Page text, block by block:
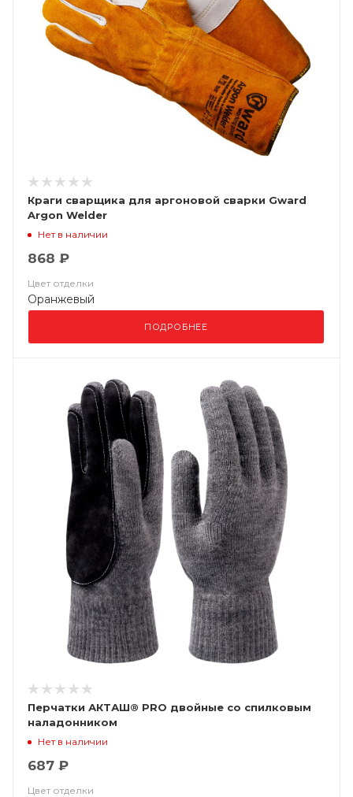
Краги сварщика для аргоновой сварки Gward
Argon Welder
Нет в наличии
868 ₽
Цвет отделки
Оранжевый
ПОДРОБНЕЕ
Перчатки АКТАШ® PRO двойные со спилковым
наладонником
Нет в наличии
687 ₽
Цвет отделки